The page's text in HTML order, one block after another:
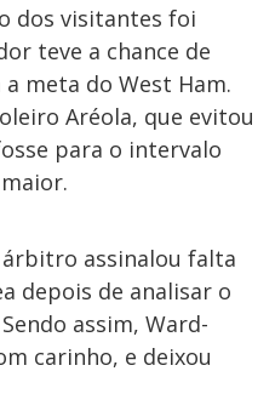
dos visitantes foi
teve a chance de
meta do West Ham.
Aréola, que evitou
para o intervalo
assinalou falta
depois de analisar o
assim, Ward-
carinho, e deixou